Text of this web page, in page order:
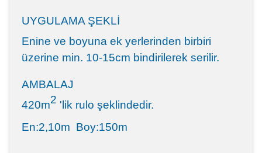
UYGULAMA ŞEKLİ
Enine ve boyuna ek yerlerinden birbiri
üzerine min. 10-15cm bindirilerek serilir.
AMBALAJ
420m2 'lik rulo şeklindedir.
En:2,10m Boy:150m